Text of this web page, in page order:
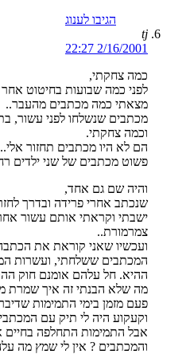
הגיבו לענוג
tj
2/16/2001 22:27
כמה צחקתי,
לפני כמה שבועות בחיטוט
מצאתי כמה מכתבים מהעבר..
מכתבים שנשלחו לפני עשור,
וכמה צחקתי.
הם לא היו מכתבים תחזור
פשוט מכתבים של שני ילדים
והיה שם גם אחד,
שנכתב אחרי פרידה ובדרך
ישבתי וקראתי אותם עשור
צמרמורת..
ועכשיו שאני קוראת את
המכתבים ששלחתי, ועשרות
ההיא. חל עלהם אומנם חוק
מה שלא הבנתי זה איך שמרת
פעם מזמן בימי התמימות
וקעקוע היה לי תיק עם
אבל התמימות התחלפה בחיים
והמכתבים ? אין לי שמץ מה